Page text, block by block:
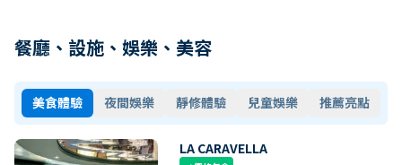
餐廳、設施、娛樂、美容
美食體驗 夜間娛樂 靜修體驗 兒童娛樂 推薦亮點
LA CARAVELLA